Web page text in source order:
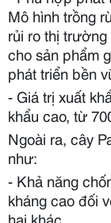
Mô hình trồng
rủi ro thị
cho sản phẩm
phát triển bền
- Giá trị xuất
khẩu cao, từ
Ngoài ra, cây
như:
- Khả năng
kháng cao đối
hại khác.